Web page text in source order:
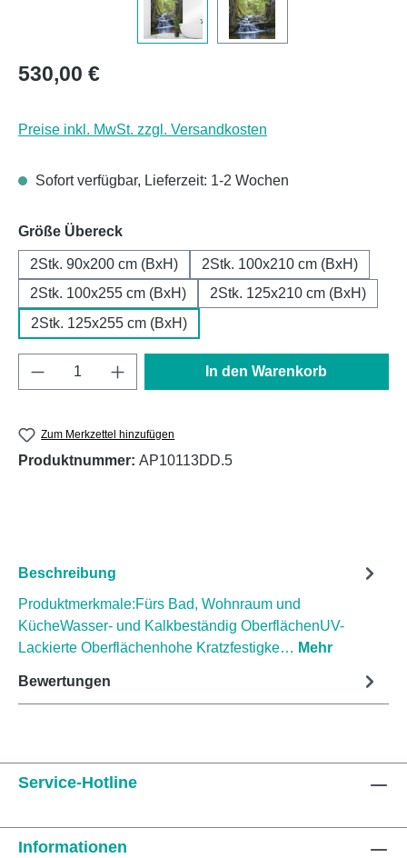
Regulärer Preis:
530,00 €
Preise inkl. MwSt. zzgl. Versandkosten
Sofort verfügbar, Lieferzeit: 1-2 Wochen
Größe Übereckauswählen
2Stk. 90x200 cm (BxH)
2Stk. 100x210 cm (BxH)
2Stk. 100x255 cm (BxH)
2Stk. 125x210 cm (BxH)
2Stk. 125x255 cm (BxH)
Produkt Anzahl: Gib den gewünschten
In den Warenkorb
Zum Merkzettel hinzufügen
Produktnummer: AP10113DD.5
Beschreibung
Produktmerkmale:Fürs Bad, Wohnraum und
KücheWasser- und Kalkbeständig OberflächenUV-
Lackierte Oberflächenhohe Kratzfestigke… Mehr
Bewertungen
Service-Hotline
Informationen